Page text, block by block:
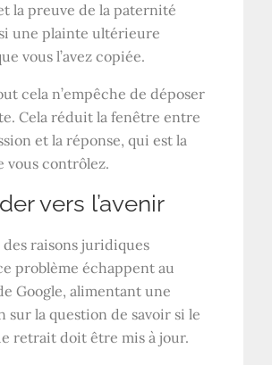
la preuve de la paternité
une plainte ultérieure
vous l’avez copiée.
cela n’empêche de déposer
Cela réduit la fenêtre entre
et la réponse, qui est la
vous contrôlez.
vers l’avenir
raisons juridiques
problème échappent au
Google, alimentant une
sur la question de savoir si le
retrait doit être mis à jour.